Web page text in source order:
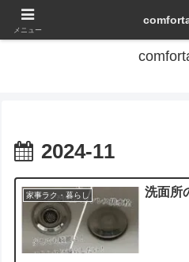
ズボラでも、家事ラク・子育て・子
2024-11
家事ラク・暮らし 洗面所
メニュー